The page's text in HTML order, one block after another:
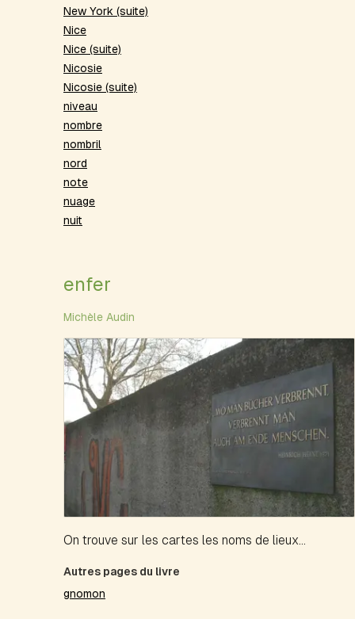
New York (suite)
Nice
Nice (suite)
Nicosie
Nicosie (suite)
niveau
nombre
nombril
nord
note
nuage
nuit
enfer
Michèle Audin
On trouve sur les cartes les noms de lieux...
Autres pages du livre
gnomon